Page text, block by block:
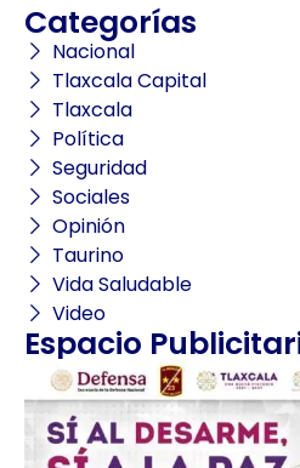
Categorías
Nacional
Tlaxcala Capital
Tlaxcala
Política
Seguridad
Sociales
Opinión
Taurino
Vida Saludable
Video
Espacio